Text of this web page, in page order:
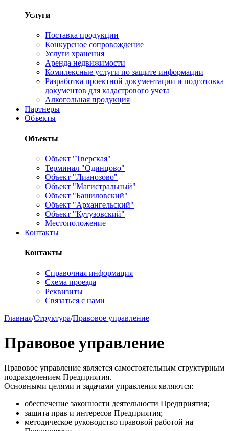
Услуги
Поставка продукции
Конкурсное сопровождение
Услуги хранения
Аренда недвижимости
Комплексные услуги по защите информации
Разработка проектной документации и подготовка
документов для кадастрового учета
Алкогольная продукция
Партнеры
Объекты
Объекты
Объект "Тверская"
Терминал "Одинцово"
Объект "Лианозово"
Объект "Магистральный"
Объект "Башиловский"
Объект "Архангельский"
Объект "Кутузовский"
Местоположение
Контакты
Контакты
Справочная информация
Схема проезда
Реквизиты
Связаться с нами
Главная/Структура/Правовое управление
Правовое управление
Правовое управление является самостоятельным структурным
подразделением Предприятия.
Основными целями и задачами управления являются:
обеспечение законности деятельности Предприятия;
защита прав и интересов Предприятия;
методическое руководство правовой работой на